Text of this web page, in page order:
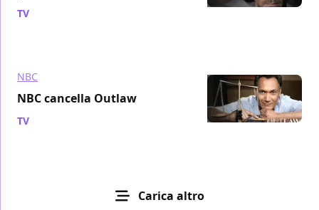
TV
NBC
NBC cancella Outlaw
TV
Carica altro